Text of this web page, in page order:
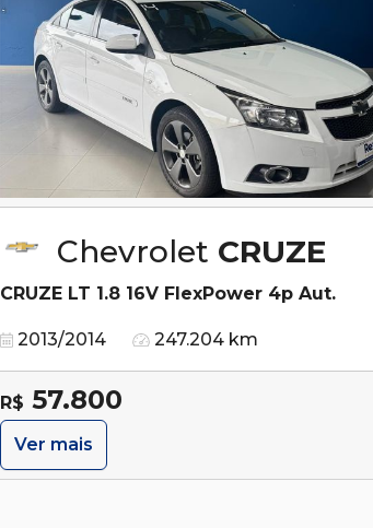
Chevrolet CRUZE
CRUZE LT 1.8 16V FlexPower 4p Aut.
2013/2014 247.204 km
R$ 57.800
Ver mais